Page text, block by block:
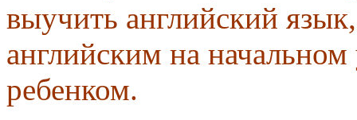
выучить английский
английским на
ребенком.